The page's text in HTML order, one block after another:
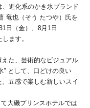
進化系のかき氷ブランド
竜也（そう たつや）氏を
日（金）、8月1日
ます。
た、芸術的なビジュアル
” として、口どけの良い
五感で楽しむ新しいスイ
大磯プリンスホテルでは